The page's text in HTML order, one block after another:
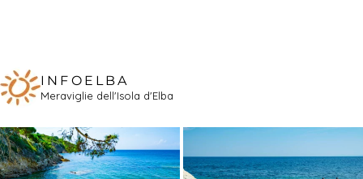
INFOELBA
Meraviglie dell'Isola d'Elba